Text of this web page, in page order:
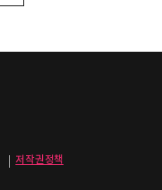
저작권정책